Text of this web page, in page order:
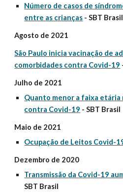
Número de casos de
entre as crianças - SBT Brasil
Agosto de 2021
São Paulo inicia vacinação de
comorbidades contra Covid-19
Julho de 2021
Quanto menor a faixa etária
contra Covid-19 - SBT Brasil
Maio de 2021
Ocupação de Leitos Covid-
Dezembro de 2020
Transmissão da Covid-19
SBT Brasil